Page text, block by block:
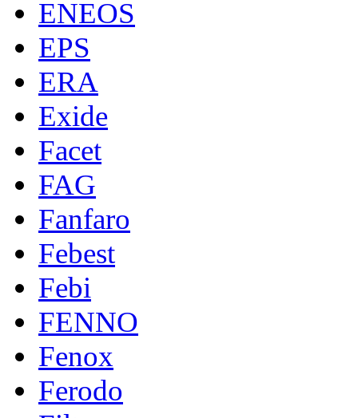
ENEOS
EPS
ERA
Exide
Facet
FAG
Fanfaro
Febest
Febi
FENNO
Fenox
Ferodo